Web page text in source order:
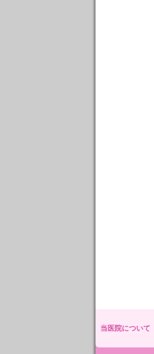
当医院について